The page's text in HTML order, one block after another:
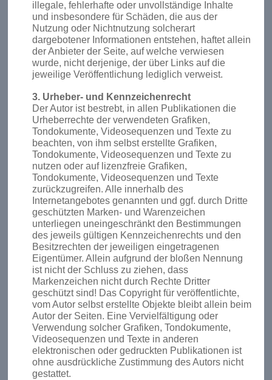
illegale, fehlerhafte oder unvollständige Inhalte
und insbesondere für Schäden, die aus der
Nutzung oder Nichtnutzung solcherart
dargebotener Informationen entstehen, haftet allein
der Anbieter der Seite, auf welche verwiesen
wurde, nicht derjenige, der über Links auf die
jeweilige Veröffentlichung lediglich verweist.
3. Urheber- und Kennzeichenrecht
Der Autor ist bestrebt, in allen Publikationen die
Urheberrechte der verwendeten Grafiken,
Tondokumente, Videosequenzen und Texte zu
beachten, von ihm selbst erstellte Grafiken,
Tondokumente, Videosequenzen und Texte zu
nutzen oder auf lizenzfreie Grafiken,
Tondokumente, Videosequenzen und Texte
zurückzugreifen. Alle innerhalb des
Internetangebotes genannten und ggf. durch Dritte
geschützten Marken- und Warenzeichen
unterliegen uneingeschränkt den Bestimmungen
des jeweils gültigen Kennzeichenrechts und den
Besitzrechten der jeweiligen eingetragenen
Eigentümer. Allein aufgrund der bloßen Nennung
ist nicht der Schluss zu ziehen, dass
Markenzeichen nicht durch Rechte Dritter
geschützt sind! Das Copyright für veröffentlichte,
vom Autor selbst erstellte Objekte bleibt allein beim
Autor der Seiten. Eine Vervielfältigung oder
Verwendung solcher Grafiken, Tondokumente,
Videosequenzen und Texte in anderen
elektronischen oder gedruckten Publikationen ist
ohne ausdrückliche Zustimmung des Autors nicht
gestattet.